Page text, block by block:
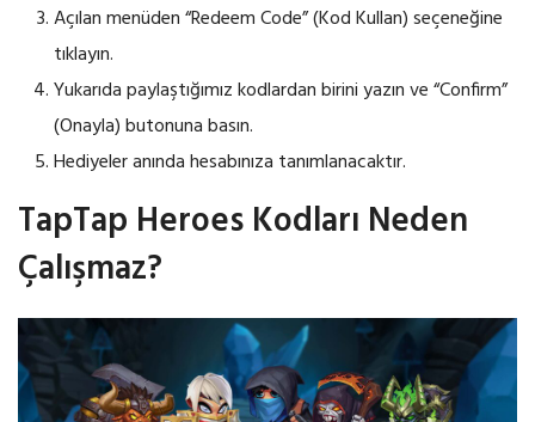
Açılan menüden “Redeem Code” (Kod Kullan) seçeneğine
tıklayın.
Yukarıda paylaştığımız kodlardan birini yazın ve “Confirm”
(Onayla) butonuna basın.
Hediyeler anında hesabınıza tanımlanacaktır.
TapTap Heroes Kodları Neden
Çalışmaz?